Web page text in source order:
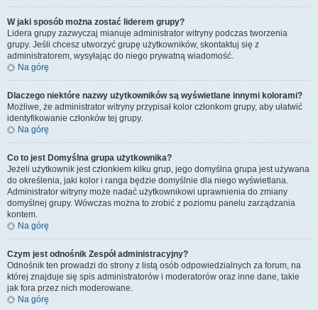
W jaki sposób można zostać liderem grupy?
Lidera grupy zazwyczaj mianuje administrator witryny podczas tworzenia
grupy. Jeśli chcesz utworzyć grupę użytkowników, skontaktuj się z
administratorem, wysyłając do niego prywatną wiadomość.
Na górę
Dlaczego niektóre nazwy użytkowników są wyświetlane innymi kolorami?
Możliwe, że administrator witryny przypisał kolor członkom grupy, aby ułatwić
identyfikowanie członków tej grupy.
Na górę
Co to jest Domyślna grupa użytkownika?
Jeżeli użytkownik jest członkiem kilku grup, jego domyślna grupa jest używana
do określenia, jaki kolor i ranga będzie domyślnie dla niego wyświetlana.
Administrator witryny może nadać użytkownikowi uprawnienia do zmiany
domyślnej grupy. Wówczas można to zrobić z poziomu panelu zarządzania
kontem.
Na górę
Czym jest odnośnik Zespół administracyjny?
Odnośnik ten prowadzi do strony z listą osób odpowiedzialnych za forum, na
której znajduje się spis administratorów i moderatorów oraz inne dane, takie
jak fora przez nich moderowane.
Na górę